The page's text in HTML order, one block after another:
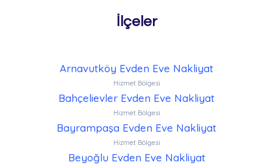
İlçeler
Arnavutköy Evden Eve Nakliyat
Hizmet Bölgesi
Bahçelievler Evden Eve Nakliyat
Hizmet Bölgesi
Bayrampaşa Evden Eve Nakliyat
Hizmet Bölgesi
Beyoğlu Evden Eve Nakliyat